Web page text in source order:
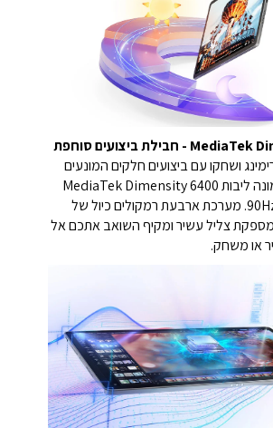
MediaTek
חבילת ביצועים סוחפת
ושחקו עם ביצועים חלקים המונעים
על ידי מעבד שמונה ליבות MediaTek Dimensity 6400
בתדר רענון של ‎90Hz‎. מערכת ארבעת רמקולים כיול של
Dolby Atmos מספקת צליל עשיר ומקיף השואב אתכם אל
או משחק.